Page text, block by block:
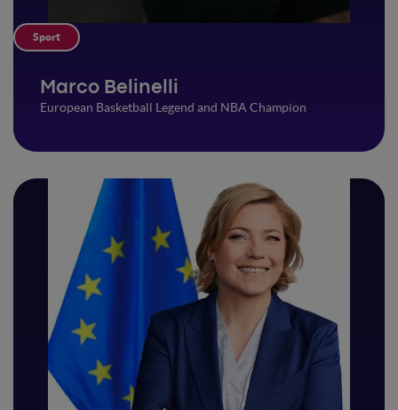
Sport
Marco Belinelli
European Basketball Legend and NBA Champion